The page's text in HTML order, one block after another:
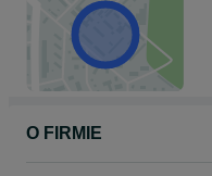
Arek tel. 5 0 9 - 8 2 3 - 2 2 2
O FIRMIE